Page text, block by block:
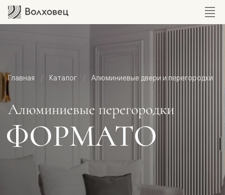
Главная Каталог Алюминиевые двери и перегородки
Алюминиевые перегородки
ФОРМАТО